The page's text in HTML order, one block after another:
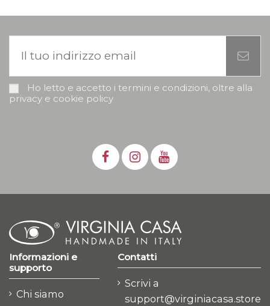
Ho letto e accetto i termini e condizioni, oltre alla
privacy e cookie policy
Informazioni e
supporto
Chi siamo
Contatti
Scrivi a
support@virginiacasa.store